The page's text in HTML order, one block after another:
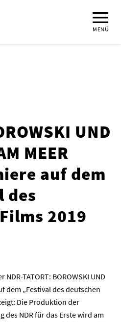
MENÜ
UND
MEER
auf dem
des
2019
TATORT: BOROWSKI UND
dem „Festival des deutschen
Die Produktion der
des NDR für das Erste wird am